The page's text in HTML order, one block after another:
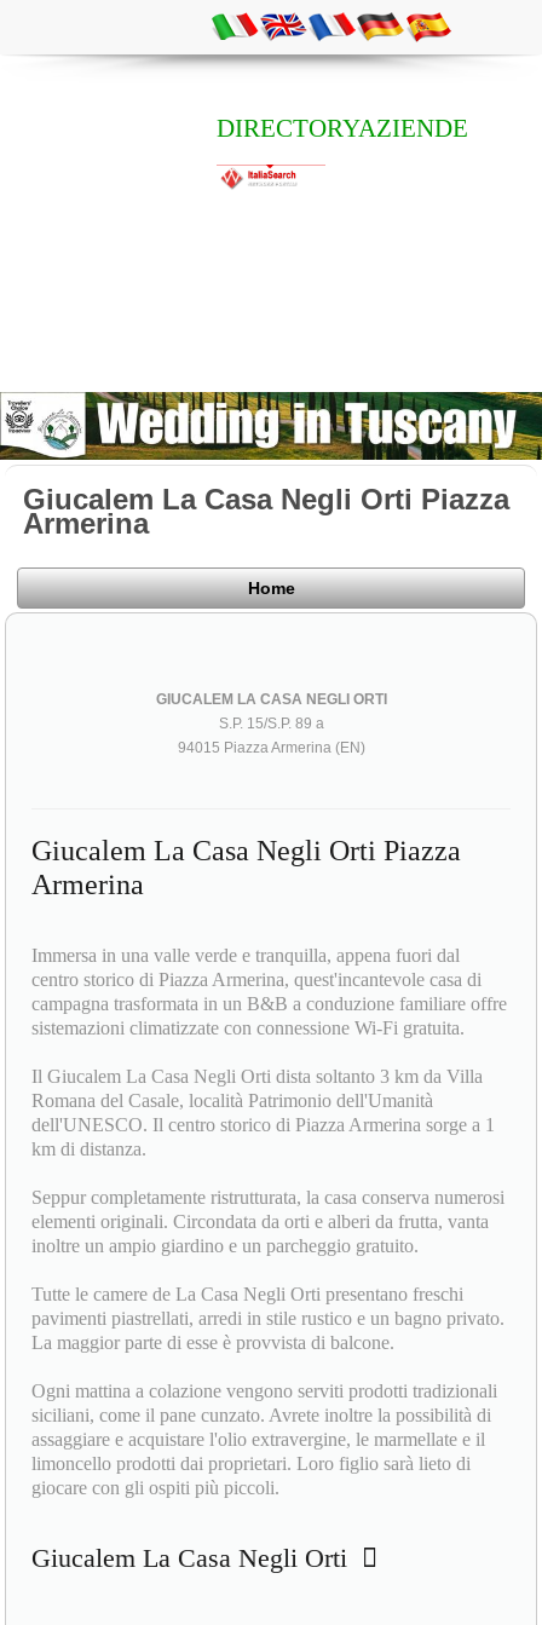
DIRECTORYAZIENDE
Giucalem La Casa Negli Orti Piazza
Armerina
Home
GIUCALEM LA CASA NEGLI ORTI
S.P. 15/S.P. 89 a
94015 Piazza Armerina (EN)
Giucalem La Casa Negli Orti Piazza
Armerina
Immersa in una valle verde e tranquilla, appena fuori dal
centro storico di Piazza Armerina, quest'incantevole casa di
campagna trasformata in un B&B a conduzione familiare offre
sistemazioni climatizzate con connessione Wi-Fi gratuita.
Il Giucalem La Casa Negli Orti dista soltanto 3 km da Villa
Romana del Casale, località Patrimonio dell'Umanità
dell'UNESCO. Il centro storico di Piazza Armerina sorge a 1
km di distanza.
Seppur completamente ristrutturata, la casa conserva numerosi
elementi originali. Circondata da orti e alberi da frutta, vanta
inoltre un ampio giardino e un parcheggio gratuito.
Tutte le camere de La Casa Negli Orti presentano freschi
pavimenti piastrellati, arredi in stile rustico e un bagno privato.
La maggior parte di esse è provvista di balcone.
Ogni mattina a colazione vengono serviti prodotti tradizionali
siciliani, come il pane cunzato. Avrete inoltre la possibilità di
assaggiare e acquistare l'olio extravergine, le marmellate e il
limoncello prodotti dai proprietari. Loro figlio sarà lieto di
giocare con gli ospiti più piccoli.
Giucalem La Casa Negli Orti